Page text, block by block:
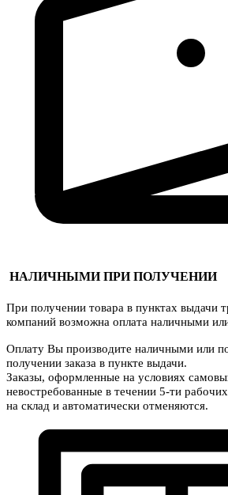
НАЛИЧНЫМИ ПРИ ПОЛУЧЕНИИ
При получении товара в пунктах выдачи
компаний возможна оплата наличными
Оплату Вы производите наличными или
получении заказа в пункте выдачи.
Заказы, оформленные на условиях
невостребованные в течении 5-ти
на склад и автоматически отменяются.